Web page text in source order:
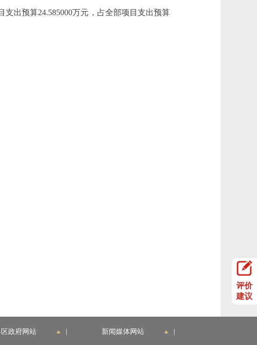
出预算24.585000万元，占全部项目支出预算
评价
建议
政府网站 新闻媒体网站